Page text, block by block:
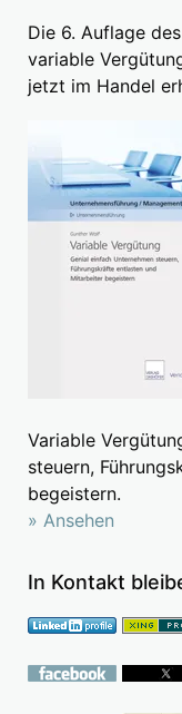
Die 6. Auflage
variable
jetzt im Handel
Variable
steuern,
begeistern.
» Ansehen
In Kontakt